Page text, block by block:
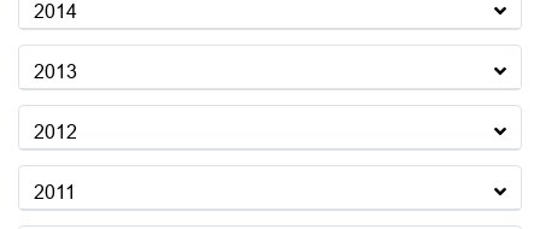
2014
2013
2012
2011